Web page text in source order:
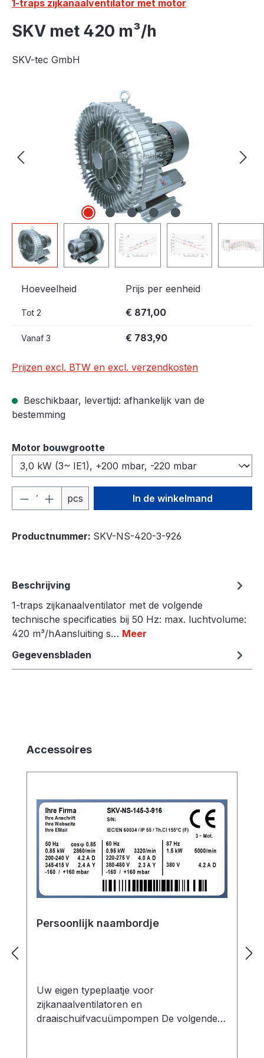
1-traps zijkanaalventilator met motor
SKV met 420 m³/h
SKV-tec GmbH
Afbeeldingengalerij overslaan
Hoeveelheid Prijs per eenheid
Tot 2 € 871,00
Vanaf 3 € 783,90
Prijzen excl. BTW en excl. verzendkosten
Beschikbaar, levertijd: afhankelijk van de
bestemming
Selecteer
Motor bouwgrootte
Producthoeveelheid: Voer de
pcs In de winkelmand
Productnummer: SKV-NS-420-3-926
Beschrijving
1-traps zijkanaalventilator met de volgende
technische specificaties bij 50 Hz: max. luchtvolume:
420 m³/hAansluiting s… Meer
Gegevensbladen
Productgalerij overslaan
Accessoires
Persoonlijk naambordje
Uw eigen typeplaatje voor
zijkanaalventilatoren en
draaischuifvacuümpompen De volgende